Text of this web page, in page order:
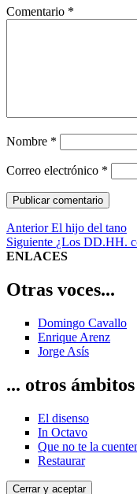
Comentario *
Nombre *
Correo electrónico *
Navegación
de
Anterior Entrada
anterior:
El hijo del tano
Siguiente Entrada
siguiente:
¿Los DD.HH.
ENLACES
Otras voces...
Domingo Cavallo
Enrique Arenz
Jorge Asís
... otros ámbitos
El disenso
In Octavo
Que no te la
Restaurar